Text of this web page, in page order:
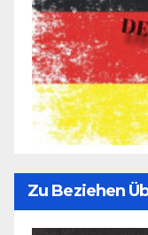
Zu Beziehen